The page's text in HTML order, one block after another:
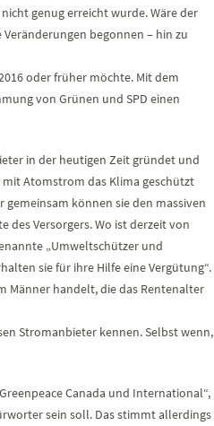
genug erreicht wurde. Wäre der
begonnen – hin zu
oder früher möchte. Mit dem
von Grünen und SPD einen
in der heutigen Zeit gründet und
Atomstrom das Klima geschützt
können sie den massiven
des Versorgers. Wo ist derzeit von
„Umweltschützer und
sie für ihre Hilfe eine Vergütung“.
Männer handelt, die das Rentenalter
Stromanbieter kennen. Selbst wenn,
Canada und International“,
sein soll. Das stimmt allerdings